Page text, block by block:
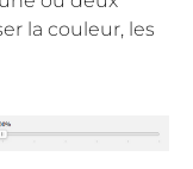
la couleur, les